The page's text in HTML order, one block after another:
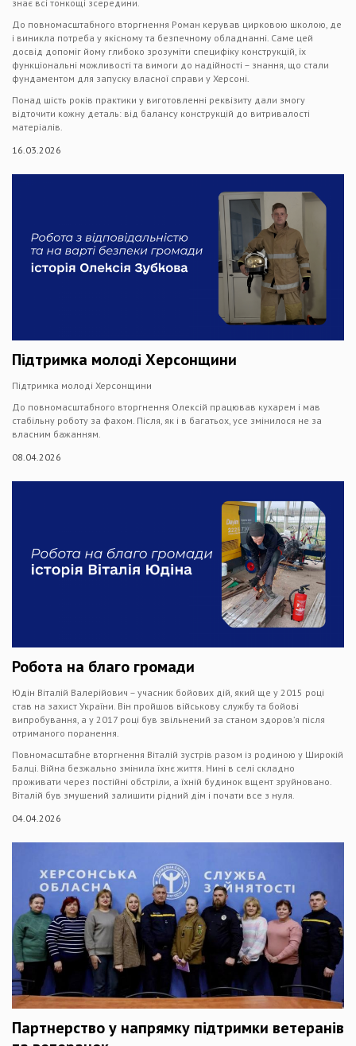
знає всі тонкощі зсередини.
До повномасштабного вторгнення Роман керував цирковою школою, де
і виникла потреба у якісному та безпечному обладнанні. Саме цей
досвід допоміг йому глибоко зрозуміти специфіку конструкцій, їх
функціональні можливості та вимоги до надійності – знання, що стали
фундаментом для запуску власної справи у Херсоні.
Понад шість років практики у виготовленні реквізиту дали змогу
відточити кожну деталь: від балансу конструкцій до витривалості
матеріалів.
16.03.2026
Підтримка молоді Херсонщини
Підтримка молоді Херсонщини
До повномасштабного вторгнення Олексій працював кухарем і мав
стабільну роботу за фахом. Після, як і в багатьох, усе змінилося не за
власним бажанням.
08.04.2026
Робота на благо громади
Юдін Віталій Валерійович – учасник бойових дій, який ще у 2015 році
став на захист України. Він пройшов військову службу та бойові
випробування, а у 2017 році був звільнений за станом здоров’я після
отриманого поранення.
Повномасштабне вторгнення Віталій зустрів разом із родиною у Широкій
Балці. Війна безжально змінила їхнє життя. Нині в селі складно
проживати через постійні обстріли, а їхній будинок вщент зруйновано.
Віталій був змушений залишити рідний дім і почати все з нуля.
04.04.2026
Партнерство у напрямку підтримки ветеранів